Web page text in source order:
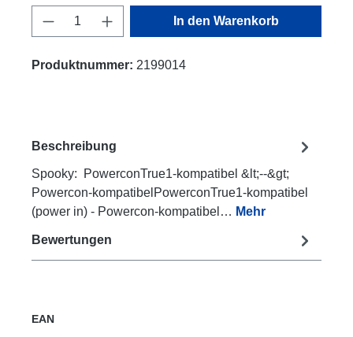
Produkt Anzahl: Gib den gewünschten
In den Warenkorb
Produktnummer: 2199014
Beschreibung
Spooky: PowerconTrue1-kompatibel &lt;--&gt;
Powercon-kompatibelPowerconTrue1-kompatibel
(power in) - Powercon-kompatibel… Mehr
Bewertungen
EAN